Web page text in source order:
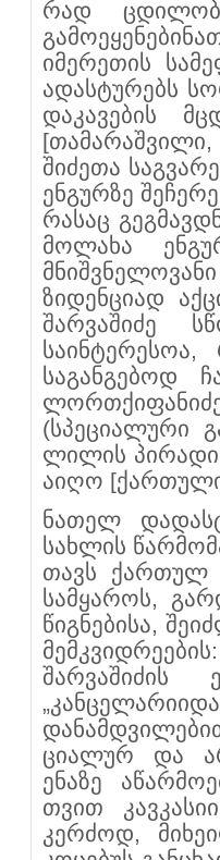
რად
იმერეთის
ადასტურებს
დაკავების
შიძეთა
ენგუ­რ­ზე
რა­საც
მოლახა
ზი­დენ­ცი­ად
შარ­ვა­ში­ძე
საგან­გე­ბოდ
(სპე­­ციალუ­რი
ლი­ლის პი­რა­დი
აი­ღო
ნათელ
სახლის
თავს ქართულ
სამყაროს,
წიგ­ნე­­ბისა,
ციალურ და
ენაზე
თვით
კერ­ძოდ,